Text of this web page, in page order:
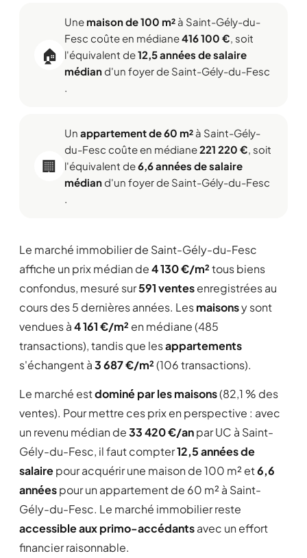
🏠
Une maison de 100 m² à Saint-Gély-du-
Fesc coûte en médiane416 100 €, soit
l'équivalent de12,5 années de salaire
médiand'un foyer de Saint-Gély-du-Fesc
.
🏢
Un appartement de 60 m² à Saint-Gély-
du-Fesc coûte en médiane221 220 €, soit
l'équivalent de6,6 années de salaire
médiand'un foyer de Saint-Gély-du-Fesc
.
Le marché immobilier de Saint-Gély-du-Fesc
affiche un prix médian de4 130 €/m²tous biens
confondus, mesuré sur591 ventesenregistrées au
cours des 5 dernières années. Lesmaisonsy sont
vendues à4 161 €/m² en médiane (485
transactions), tandis que lesappartements
s'échangent à3 687 €/m²(106 transactions).
Le marché estdominé par les maisons(82,1 % des
ventes). Pour mettre ces prix en perspective : avec
un revenu médian de33 420 €/anpar UC à Saint-
Gély-du-Fesc, il faut compter12,5 années de
salairepour acquérir une maison de 100 m² et6,6
annéespour un appartement de 60 m² à Saint-
Gély-du-Fesc. Le marché immobilier reste
accessible aux primo-accédantsavec un effort
financier raisonnable.